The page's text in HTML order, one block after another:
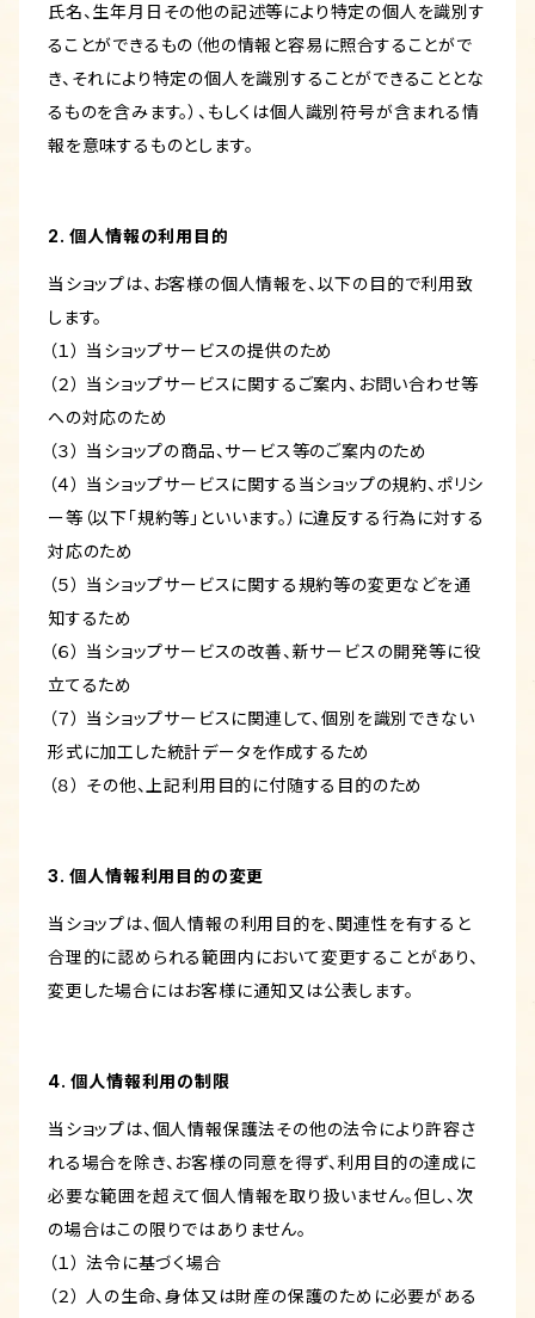
氏名、生年月日その他の記述等により特定の個人を識別す
ることができるもの（他の情報と容易に照合することがで
き、それにより特定の個人を識別することができることとな
るものを含みます。）、もしくは個人識別符号が含まれる情
報を意味するものとします。
2. 個人情報の利用目的
当ショップは、お客様の個人情報を、以下の目的で利用致
します。
（１） 当ショップサービスの提供のため
（２） 当ショップサービスに関するご案内、お問い合わせ等
への対応のため
（３） 当ショップの商品、サービス等のご案内のため
（４） 当ショップサービスに関する当ショップの規約、ポリシ
ー等（以下「規約等」といいます。）に違反する行為に対する
対応のため
（５） 当ショップサービスに関する規約等の変更などを通
知するため
（６） 当ショップサービスの改善、新サービスの開発等に役
立てるため
（７） 当ショップサービスに関連して、個別を識別できない
形式に加工した統計データを作成するため
（８） その他、上記利用目的に付随する目的のため
3. 個人情報利用目的の変更
当ショップは、個人情報の利用目的を、関連性を有すると
合理的に認められる範囲内において変更することがあり、
変更した場合にはお客様に通知又は公表します。
4. 個人情報利用の制限
当ショップは、個人情報保護法その他の法令により許容さ
れる場合を除き、お客様の同意を得ず、利用目的の達成に
必要な範囲を超えて個人情報を取り扱いません。但し、次
の場合はこの限りではありません。
（１） 法令に基づく場合
（２） 人の生命、身体又は財産の保護のために必要がある